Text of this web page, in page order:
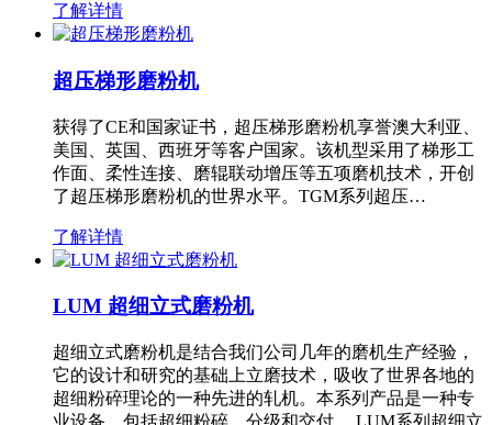
了解详情
超压梯形磨粉机
获得了CE和国家证书，超压梯形磨粉机享誉澳大利亚、
美国、英国、西班牙等客户国家。该机型采用了梯形工
作面、柔性连接、磨辊联动增压等五项磨机技术，开创
了超压梯形磨粉机的世界水平。TGM系列超压…
了解详情
LUM 超细立式磨粉机
超细立式磨粉机是结合我们公司几年的磨机生产经验，
它的设计和研究的基础上立磨技术，吸收了世界各地的
超细粉碎理论的一种先进的轧机。本系列产品是一种专
业设备，包括超细粉碎，分级和交付。 LUM系列超细立